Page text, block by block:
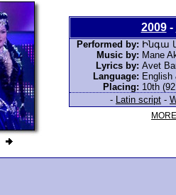
2009-
Performed by: Ինգա
Music by: Mane
Lyrics by: Avet
Language: English
Placing: 10th
-
Latin script -